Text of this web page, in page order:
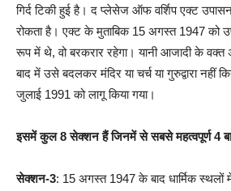
गिर्द टिकी हुई है। द प्लेसेज ऑफ वर्शिप एक्ट
रोकता है। एक्ट के मुताबिक 15 अगस्त 1947 को
रूप में थे, वो बरकरार रहेगा। यानी आजादी के वक्त
बाद में उसे बदलकर मंदिर या चर्च या गुरुद्वारा नहीं
जुलाई 1991 को लागू किया गया।
इसमें कुल 8 सेक्शन हैं जिनमें से सबसे महत्वपूर्ण 4
सेक्शन-3: 15 अगस्त 1947 के बाद धार्मिक स्थलों